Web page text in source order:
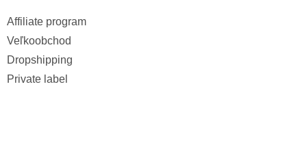
Affiliate program
Veľkoobchod
Dropshipping
Private label